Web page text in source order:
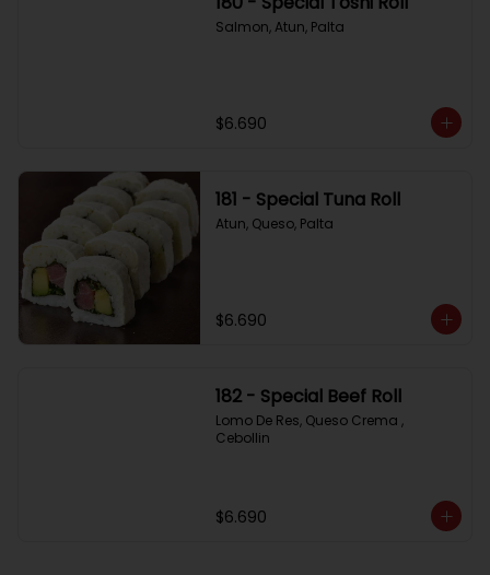
Salmon, Atun, Palta
$6.690
181 - Special Tuna Roll
Atun, Queso, Palta
$6.690
182 - Special Beef Roll
Lomo De Res, Queso Crema ,
Cebollin
$6.690